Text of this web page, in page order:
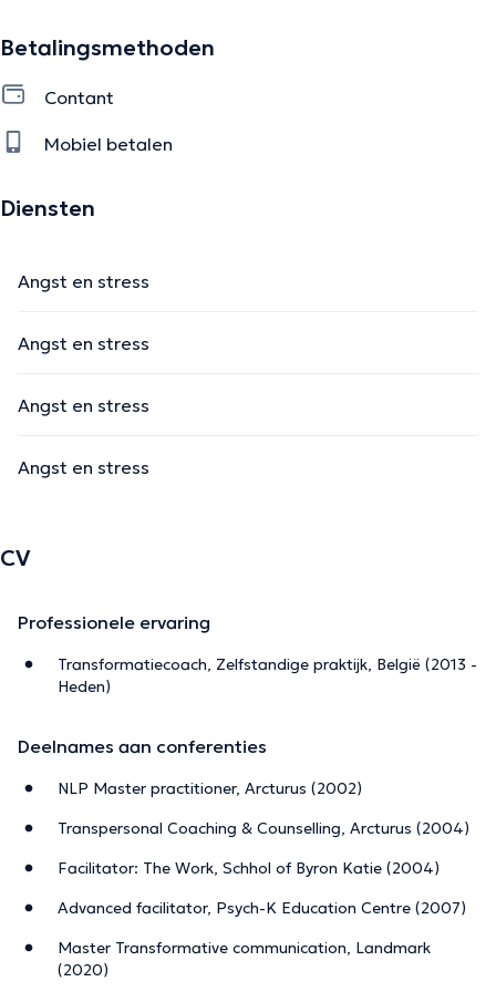
Betalingsmethoden
Contant
Mobiel betalen
Diensten
Angst en stress
Angst en stress
Angst en stress
Angst en stress
CV
Professionele ervaring
Transformatiecoach, Zelfstandige praktijk, België (2013 -
Heden)
Deelnames aan conferenties
NLP Master practitioner, Arcturus (2002)
Transpersonal Coaching & Counselling, Arcturus (2004)
Facilitator: The Work, Schhol of Byron Katie (2004)
Advanced facilitator, Psych-K Education Centre (2007)
Master Transformative communication, Landmark
(2020)